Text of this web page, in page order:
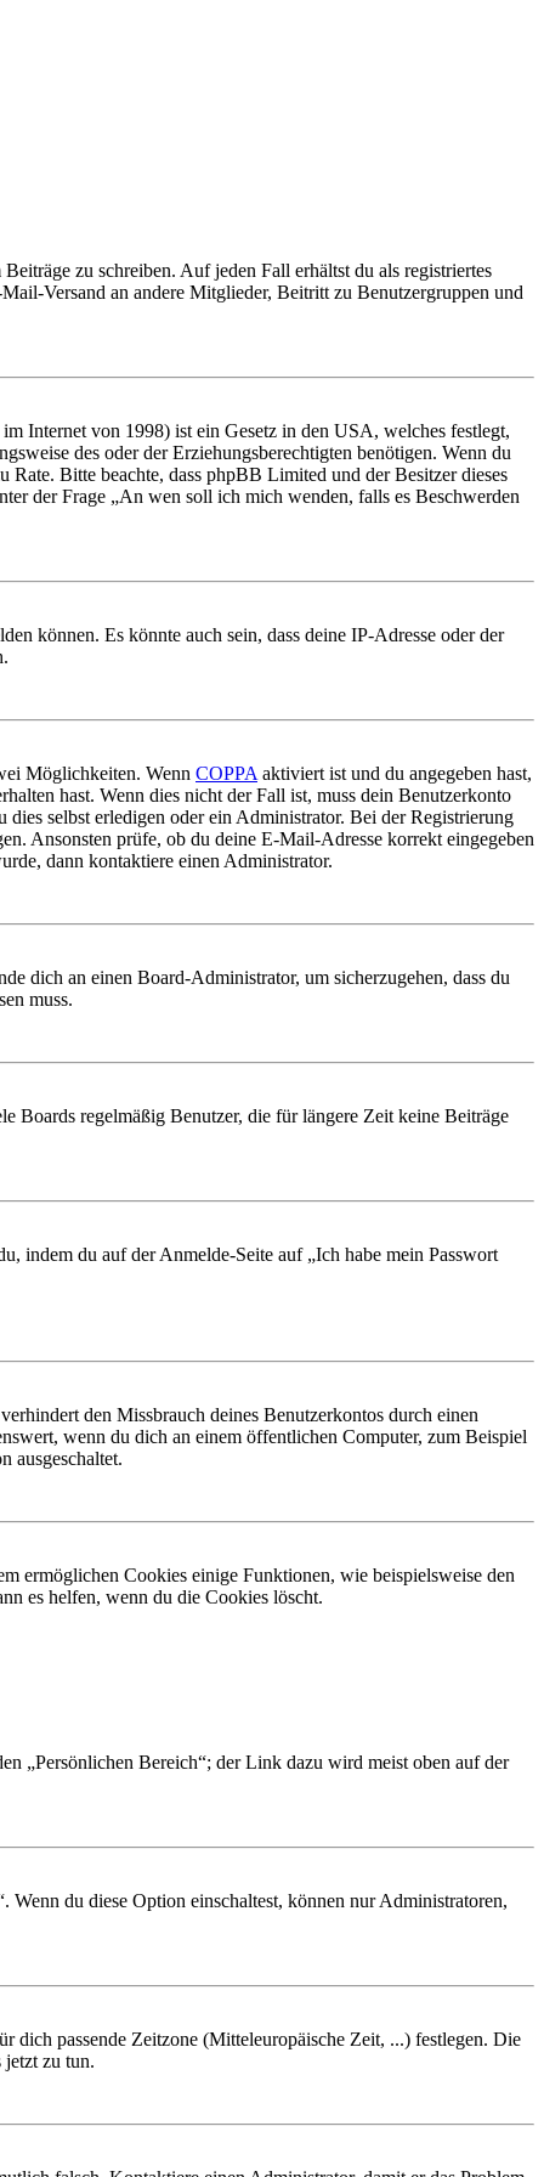
zu schreiben. Auf jeden Fall erhältst du als registriertes
Versand an andere Mitglieder, Beitritt zu Benutzergruppen und
Internet von 1998) ist ein Gesetz in den USA, welches festlegt,
des oder der Erziehungsberechtigten benötigen. Wenn du
Bitte beachte, dass phpBB Limited und der Besitzer dieses
der Frage „An wen soll ich mich wenden, falls es Beschwerden
können. Es könnte auch sein, dass deine IP-Adresse oder der
Möglichkeiten. Wenn COPPA aktiviert ist und du angegeben hast,
hast. Wenn dies nicht der Fall ist, muss dein Benutzerkonto
selbst erledigen oder ein Administrator. Bei der Registrierung
Ansonsten prüfe, ob du deine E-Mail-Adresse korrekt eingegeben
dann kontaktiere einen Administrator.
dich an einen Board-Administrator, um sicherzugehen, dass du
muss.
Boards regelmäßig Benutzer, die für längere Zeit keine Beiträge
indem du auf der Anmelde-Seite auf „Ich habe mein Passwort
den Missbrauch deines Benutzerkontos durch einen
wenn du dich an einem öffentlichen Computer, zum Beispiel
ausgeschaltet.
ermöglichen Cookies einige Funktionen, wie beispielsweise den
es helfen, wenn du die Cookies löscht.
„Persönlichen Bereich“; der Link dazu wird meist oben auf der
du diese Option einschaltest, können nur Administratoren,
dich passende Zeitzone (Mitteleuropäische Zeit, ...) festlegen. Die
jetzt zu tun.